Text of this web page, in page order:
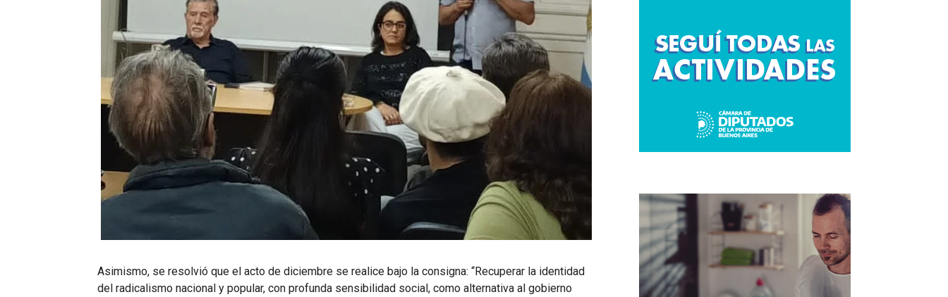
Asimismo, se resolvió que el acto de diciembre se realice bajo la consigna: “Recuperar la identidad
del radicalismo nacional y popular, con profunda sensibilidad social, como alternativa al gobierno